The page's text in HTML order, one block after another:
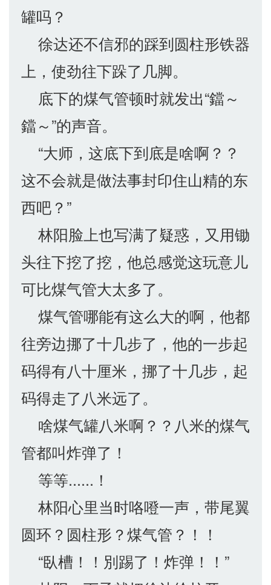
罐吗？
徐达还不信邪的踩到圆柱形铁器
上，使劲往下跺了几脚。
底下的煤气管顿时就发出“鐺～
鐺～”的声音。
“大师，这底下到底是啥啊？？
这不会就是做法事封印住山精的东
西吧？”
林阳脸上也写满了疑惑，又用锄
头往下挖了挖，他总感觉这玩意儿
可比煤气管大太多了。
煤气管哪能有这么大的啊，他都
往旁边挪了十几步了，他的一步起
码得有八十厘米，挪了十几步，起
码得走了八米远了。
啥煤气罐八米啊？？八米的煤气
管都叫炸弹了！
等等......！
林阳心里当时咯噔一声，带尾翼
圆环？圆柱形？煤气管？！！
“臥槽！！別踢了！炸弹！！”